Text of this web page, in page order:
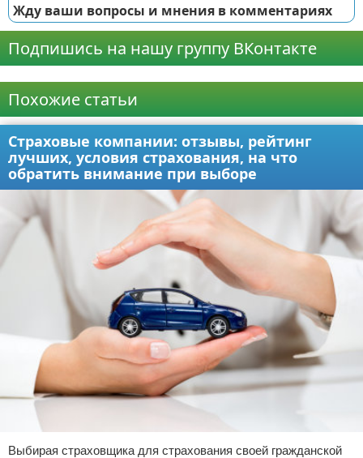
Жду ваши вопросы и мнения в комментариях
Подпишись на нашу группу ВКонтакте
Похожие статьи
Страховые компании: отзывы, рейтинг
лучших, условия страхования, на что
обратить внимание при выборе
Выбирая страховщика для страхования своей гражданской